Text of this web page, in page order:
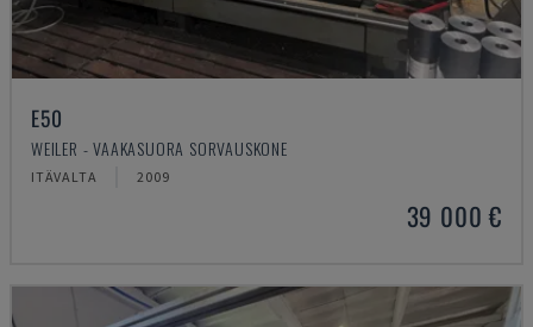
E50
WEILER - VAAKASUORA SORVAUSKONE
ITÄVALTA 2009
39 000 €